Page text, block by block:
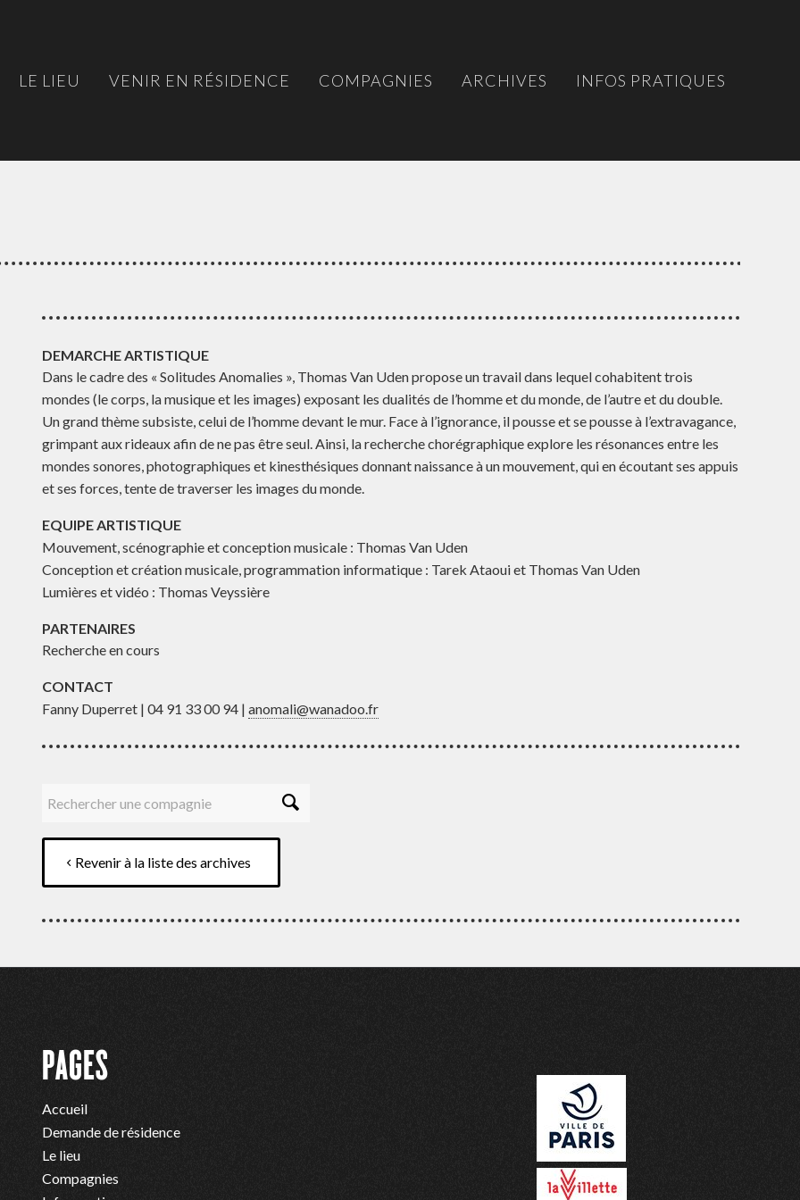
LE LIEU VENIR EN RÉSIDENCE COMPAGNIES ARCHIVES INFOS PRATIQUES
DEMARCHE ARTISTIQUE
Dans le cadre des « Solitudes Anomalies », Thomas Van Uden propose un travail dans lequel cohabitent trois
mondes (le corps, la musique et les images) exposant les dualités de l’homme et du monde, de l’autre et du double.
Un grand thème subsiste, celui de l’homme devant le mur. Face à l’ignorance, il pousse et se pousse à l’extravagance,
grimpant aux rideaux afin de ne pas être seul. Ainsi, la recherche chorégraphique explore les résonances entre les
mondes sonores, photographiques et kinesthésiques donnant naissance à un mouvement, qui en écoutant ses appuis
et ses forces, tente de traverser les images du monde.
EQUIPE ARTISTIQUE
Mouvement, scénographie et conception musicale : Thomas Van Uden
Conception et création musicale, programmation informatique : Tarek Ataoui et Thomas Van Uden
Lumières et vidéo : Thomas Veyssière
PARTENAIRES
Recherche en cours
CONTACT
Fanny Duperret | 04 91 33 00 94 | anomali@wanadoo.fr
Revenir à la liste des archives
PAGES
Accueil
Demande de résidence
Le lieu
Compagnies